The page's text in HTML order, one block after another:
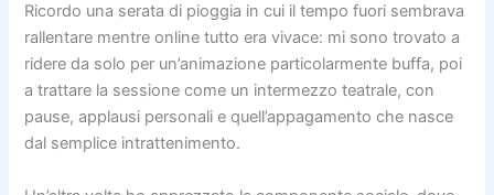
Ricordo una serata di pioggia in cui il tempo fuori sembrava
rallentare mentre online tutto era vivace: mi sono trovato a
ridere da solo per un’animazione particolarmente buffa, poi
a trattare la sessione come un intermezzo teatrale, con
pause, applausi personali e quell’appagamento che nasce
dal semplice intrattenimento.